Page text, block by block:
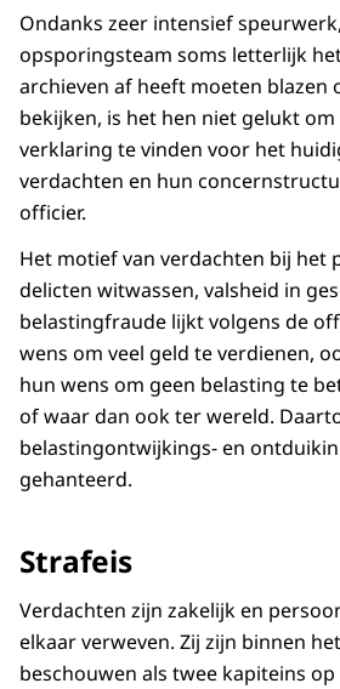
Ondanks zeer intensief
opsporingsteam soms letterlijk
archieven af heeft moeten blazen
bekijken, is het hen niet gelukt
verklaring te vinden voor het
verdachten en hun
officier.
Het motief van verdachten bij het
delicten witwassen, valsheid in
belastingfraude lijkt volgens de
wens om veel geld te verdienen,
hun wens om geen belasting te
of waar dan ook ter wereld.
belastingontwijkings- en
gehanteerd.
Strafeis
Verdachten zijn zakelijk en
elkaar verweven. Zij zijn binnen
beschouwen als twee kapiteins op